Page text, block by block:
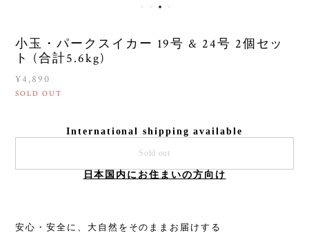
小玉・パークスイカー 19号 & 24号 2個セッ
ト (合計5.6kg)
¥4,890
SOLD OUT
International shipping available
Sold out
日本国内にお住まいの方向け
安心・安全に、大自然をそのままお届けする